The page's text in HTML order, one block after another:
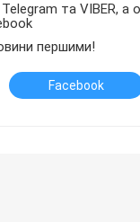
та VIBER, а
першими!
Facebook